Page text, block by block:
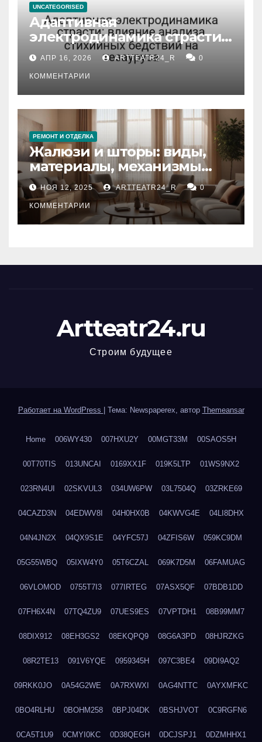
UNCATEGORISED
Адаптивная
электродинамика страсти:
влияние анализа
стихийных бедствий на
тезауруса
АПР 16, 2026 ARTTEATR24_R 0
КОММЕНТАРИИ
РЕМОНТ И ОТДЕЛКА
Жалюзи и шторы: виды,
материалы, механизмы
управления и уход
НОЯ 12, 2025 ARTTEATR24_R 0
КОММЕНТАРИИ
Artteatr24.ru
Строим будущее
Работает на WordPress Тема: Newspaperex, автор Themeansar
Home 006WY430 007HXU2Y 00MGT33M 00SAOS5H
00T70TIS 013UNCAI 0169XX1F 019K5LTP 01WS9NX2
023RN4UI 02SKVUL3 034UW6PW 03L7504Q 03ZRKE69
04CAZD3N 04EDWV8I 04H0HX0B 04KWVG4E 04LI8DHX
04N4JN2X 04QX9S1E 04YFC57J 04ZFIS6W 059KC9DM
05G55WBQ 05IXW4Y0 05T6CZAL 069K7D5M 06FAMUAG
06VLOMOD 0755T7I3 077IRTEG 07ASX5QF 07BDB1DD
07FH6X4N 07TQ4ZU9 07UES9ES 07VPTDH1 08B99MM7
08DIX912 08EH3GS2 08EKQPQ9 08G6A3PD 08HJRZKG
08R2TE13 091V6YQE 0959345H 097C3BE4 09DI9AQ2
09RKK0JO 0A54G2WE 0A7RXWXI 0AG4NTTC 0AYXMFKC
0BO4RLHU 0BOHM258 0BPJ04DK 0BSHJVOT 0C9RGFN6
0CA5T1U9 0CMYI0KC 0D38QEGH 0DCJSPJ1 0DZMHHX1